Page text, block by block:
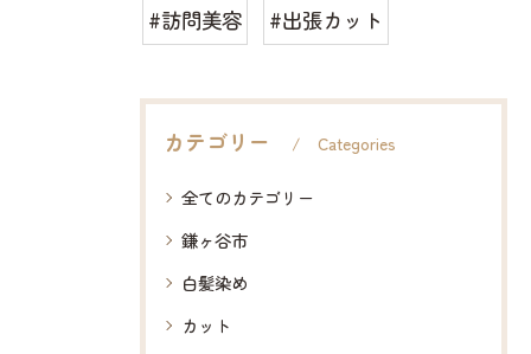
#訪問美容 #出張カット
カテゴリー Categories
全てのカテゴリー
鎌ヶ谷市
白髪染め
カット